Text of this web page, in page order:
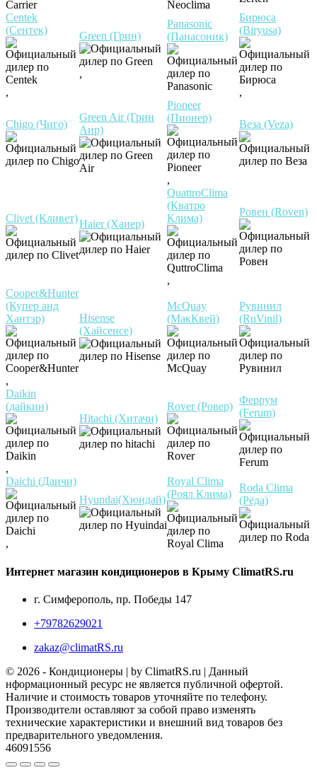
Centek
(Сентек)
,
Green (Грин)
,
Panasonic
(Панасоник)
Бирюса
(Biryusa)
,
Chigo (Чиго)
Green Air (Грин
Аир)
Pioneer
(Пионер)
,
Веза (Veza)
Clivet (Кливет)Haier (Хаиер)
QuattroClima
(Кватро
Клима)
,
Ровен (Roven)
Cooper&Hunter
(Купер анд
Хантэр)
,
Hisense
(Хайсенсе)
McQuay
(МакКвей)
Рувинил
(RuVinil)
Daikin
(дайкин)
,
Hitachi (Хитачи)
Rover (Ровер)
Феррум
(Ferum)
Daichi (Даичи)
,
Hyundai(Хюндай)
Royal Clima
(Роял Клима)
Roda Clima
(Рёда)
Интернет магазин кондиционеров в Крыму ClimatRS.ru
г. Симферополь, пр. Победы 147
+79782629021
zakaz@climatRS.ru
© 2026 - Кондиционеры | by ClimatRS.ru | Данный
нформационный ресурс не является публичной офертой.
Наличие и стоимость товаров уточняйте по телефону.
Производители оставляют за собой право изменять
технические характеристики и внешний вид товаров без
предварительного уведомления.
46091556